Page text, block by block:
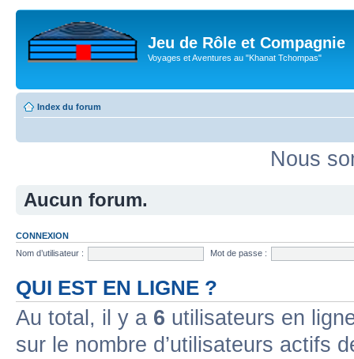
Jeu de Rôle et Compagnie
Voyages et Aventures au "Khanat Tchompas"
Index du forum
Nous
Aucun forum.
CONNEXION
Nom d’utilisateur :
Mot de passe :
QUI EST EN LIGNE ?
Au total, il y a 6 utilisateurs en
sur le nombre d’utilisateurs actifs